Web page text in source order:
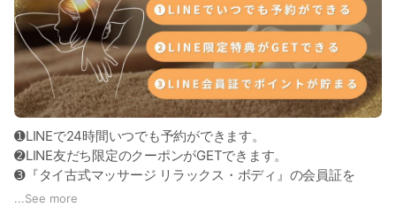
➊LINEで24時間いつでも予約ができます。
➋LINE友だち限定のクーポンがGETできます。
➌『タイ古式マッサージ リラックス・ボディ』の会員証を
LINEで所有できます。
...See more